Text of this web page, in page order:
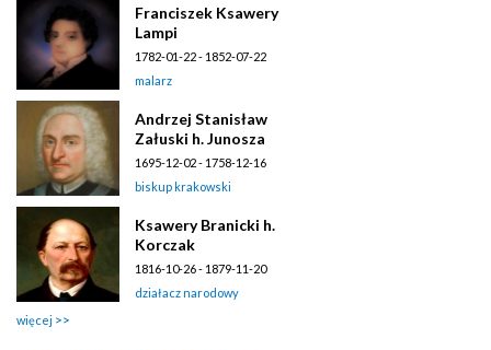
Franciszek Ksawery
Lampi
1782-01-22 - 1852-07-22
malarz
Andrzej Stanisław
Załuski h. Junosza
1695-12-02 - 1758-12-16
biskup krakowski
Ksawery Branicki h.
Korczak
1816-10-26 - 1879-11-20
działacz narodowy
więcej